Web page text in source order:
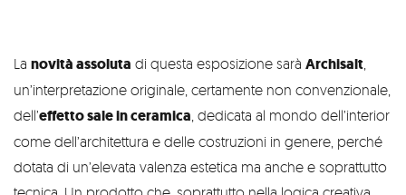
La novità assoluta di questa esposizione sarà Archisalt,
un’interpretazione originale, certamente non convenzionale,
dell’effetto sale in ceramica, dedicata al mondo dell’interior
come dell’architettura e delle costruzioni in genere, perché
dotata di un’elevata valenza estetica ma anche e soprattutto